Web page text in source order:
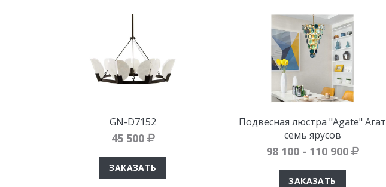
GN-D7152
45 500
ЗАКАЗАТЬ
Подвесная люстра "Agate" Агат
семь ярусов
98 100 - 110 900
ЗАКАЗАТЬ